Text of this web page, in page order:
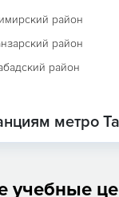
район
район
район
метро
учебные